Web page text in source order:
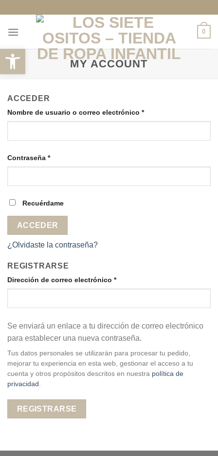
contenido
0
MY ACCOUNT
ACCEDER
Nombre de usuario o correo electrónico *
Contraseña *
Recuérdame
ACCEDER
¿Olvidaste la contraseña?
REGISTRARSE
Dirección de correo electrónico *
Se enviará un enlace a tu dirección de correo electrónico
para establecer una nueva contraseña.
Tus datos personales se utilizarán para procesar tu pedido,
mejorar tu experiencia en esta web, gestionar el acceso a tu
cuenta y otros propósitos descritos en nuestra política de
privacidad .
REGISTRARSE
Abrir barra de herramientas